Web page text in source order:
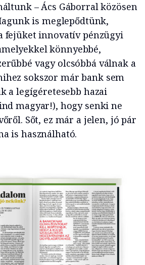
– Ács Gáborral közösen
is meglepődtünk,
fejüket innovatív pénzügyi
könnyebbé,
vagy olcsóbbá válnak a
sokszor már bank sem
a legígéretesebb hazai
magyar!), hogy senki ne
Sőt, ez már a jelen, jó pár
is használható.